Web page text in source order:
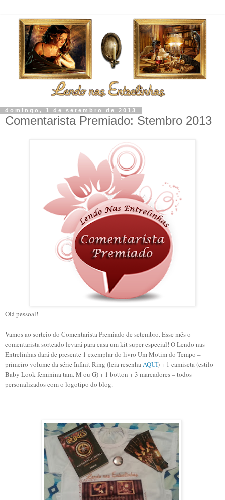
domingo, 1 de setembro de 2013
Comentarista Premiado: Stembro 2013
Olá pessoal!
Vamos ao sorteio do Comentarista Premiado de setembro. Esse mês o
comentarista sorteado levará para casa um kit super especial! O Lendo nas
Entrelinhas dará de presente 1 exemplar do livro Um Motim do Tempo –
primeiro volume da série Infinit Ring (leia resenhaAQUI) + 1 camiseta (estilo
Baby Look feminina tam. M ou G) + 1 botton + 3 marcadores – todos
personalizados com o logotipo do blog.